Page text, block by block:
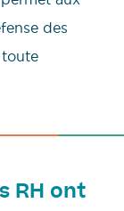
des
RH ont